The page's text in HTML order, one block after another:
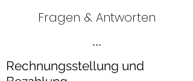
Fragen & Antworten
...
Rechnungsstellung und